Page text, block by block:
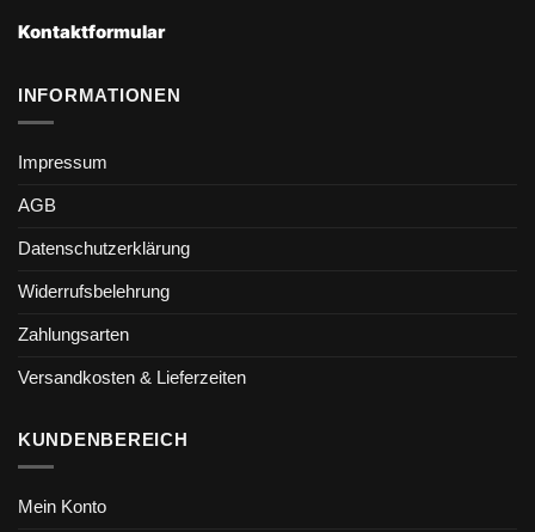
Kontaktformular
INFORMATIONEN
Impressum
AGB
Datenschutzerklärung
Widerrufsbelehrung
Zahlungsarten
Versandkosten & Lieferzeiten
KUNDENBEREICH
Mein Konto